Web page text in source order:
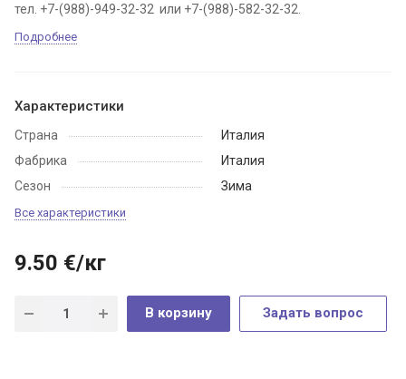
тел. +7-(988)-949-32-32 или +7-(988)-582-32-32.
Подробнее
Характеристики
Страна
Италия
Фабрика
Италия
Сезон
Зима
Все характеристики
9.50 €/кг
В корзину Задать вопрос